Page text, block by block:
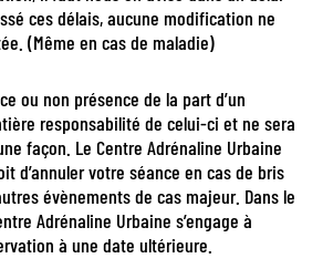
ces délais, aucune modification ne
(Même en cas de maladie)
ou non présence de la part d’un
responsabilité de celui-ci et ne sera
façon. Le Centre Adrénaline Urbaine
d’annuler votre séance en cas de bris
évènements de cas majeur. Dans le
Adrénaline Urbaine s’engage à
à une date ultérieure.